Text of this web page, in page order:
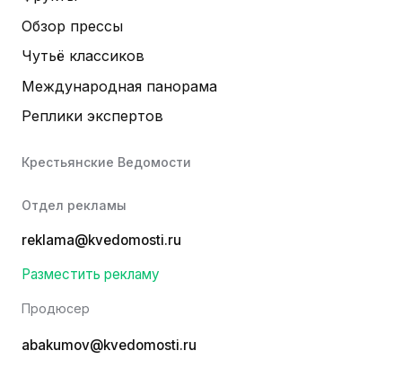
Обзор прессы
Чутьё классиков
Международная панорама
Реплики экспертов
Крестьянские Ведомости
Отдел рекламы
reklama@kvedomosti.ru
Разместить рекламу
Продюсер
abakumov@kvedomosti.ru